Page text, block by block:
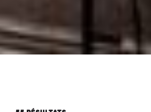
permettre de me recontacter.